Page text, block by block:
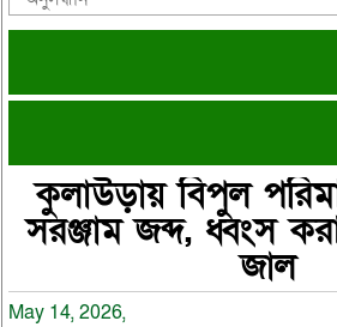
কুলাউড়ায় বিপুল
সরঞ্জাম জব্দ, ধ্বংস
জাল
May 14, 2026,